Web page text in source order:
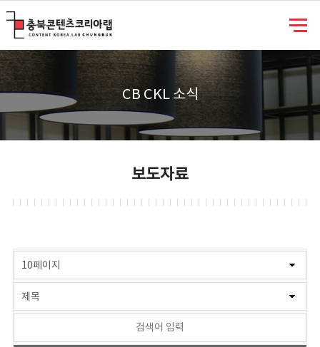
CB CKL 소식
보도자료